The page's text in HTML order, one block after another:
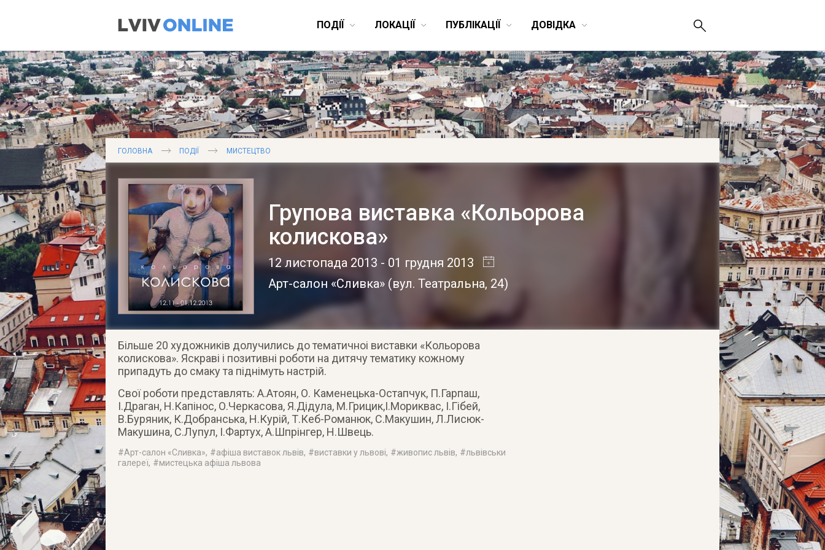
ПОДІЇ ЛОКАЦІЇ ПУБЛІКАЦІЇ ДОВІДКА
ГОЛОВНА ПОДІЇ МИСТЕЦТВО
Групова виставка «Кольорова
колискова»
12 листопада 2013 - 01 грудня 2013
Арт-салон «Сливка» (вул. Театральна, 24)
Більше 20 художників долучились до тематичноі виставки «Кольорова
колискова». Яскраві і позитивні роботи на дитячу тематику кожному
припадуть до смаку та піднімуть настрій.
Свої роботи представлять: А.Атоян, О. Каменецька-Остапчук, П.Гарпаш,
І.Драган, Н.Капінос, О.Черкасова, Я.Дідула, М.Грицик,І.Мориквас, І.Гібей,
В.Буряник, К.Добранська, Н.Курій, Т.Кеб-Романюк, С.Макушин, Л.Лисюк-
Макушина, С.Лупул, І.Фартух, А.Шпрінгер, Н.Швець.
#Арт-салон «Сливка», #афіша виставок львів, #виставки у львові, #живопис львів, #львівськи
галереї, #мистецька афіша львова